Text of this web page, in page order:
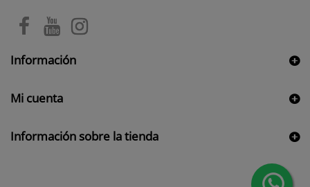
Información
Mi cuenta
Información sobre la tienda